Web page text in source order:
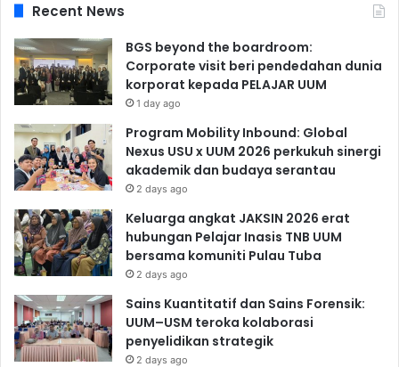
Recent News
BGS beyond the boardroom:
Corporate visit beri pendedahan dunia
korporat kepada PELAJAR UUM
1 day ago
Program Mobility Inbound: Global
Nexus USU x UUM 2026 perkukuh sinergi
akademik dan budaya serantau
2 days ago
Keluarga angkat JAKSIN 2026 erat
hubungan Pelajar Inasis TNB UUM
bersama komuniti Pulau Tuba
2 days ago
Sains Kuantitatif dan Sains Forensik:
UUM–USM teroka kolaborasi
penyelidikan strategik
2 days ago